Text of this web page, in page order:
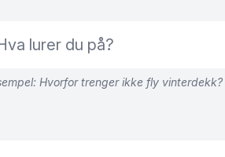
Hvorfor trenger ikke fly vinterdekk?